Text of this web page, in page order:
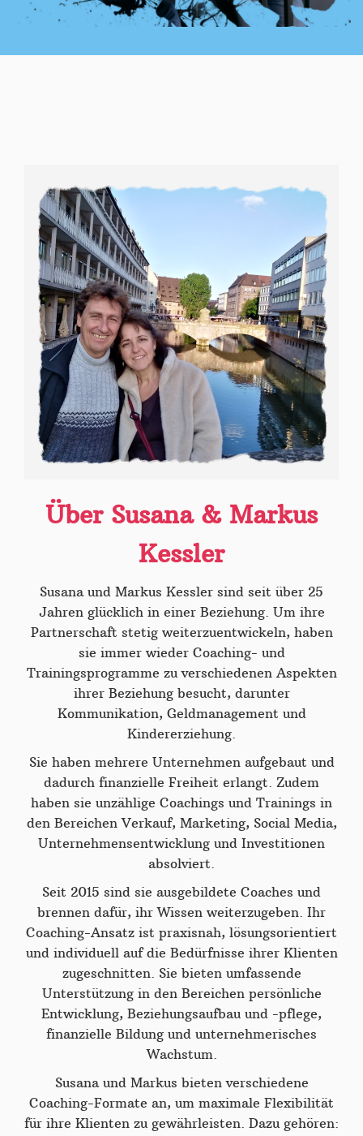
Über Susana & Markus
Kessler
Susana und Markus Kessler sind seit über 25
Jahren glücklich in einer Beziehung. Um ihre
Partnerschaft stetig weiterzuentwickeln, haben
sie immer wieder Coaching- und
Trainingsprogramme zu verschiedenen Aspekten
ihrer Beziehung besucht, darunter
Kommunikation, Geldmanagement und
Kindererziehung.
Sie haben mehrere Unternehmen aufgebaut und
dadurch finanzielle Freiheit erlangt. Zudem
haben sie unzählige Coachings und Trainings in
den Bereichen Verkauf, Marketing, Social Media,
Unternehmensentwicklung und Investitionen
absolviert.
Seit 2015 sind sie ausgebildete Coaches und
brennen dafür, ihr Wissen weiterzugeben. Ihr
Coaching-Ansatz ist praxisnah, lösungsorientiert
und individuell auf die Bedürfnisse ihrer Klienten
zugeschnitten. Sie bieten umfassende
Unterstützung in den Bereichen persönliche
Entwicklung, Beziehungsaufbau und -pflege,
finanzielle Bildung und unternehmerisches
Wachstum.
Susana und Markus bieten verschiedene
Coaching-Formate an, um maximale Flexibilität
für ihre Klienten zu gewährleisten. Dazu gehören: